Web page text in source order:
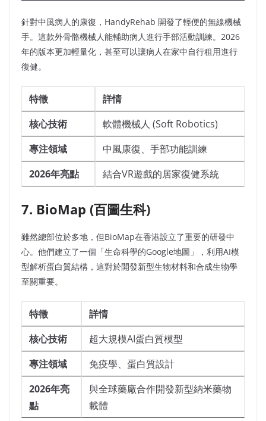
針對中風病人的康復，HandyRehab 開發了輕便的無線機械
手。這款外骨骼機械人能輔助病人進行手部活動訓練。2026
年的版本更加輕量化，甚至可以讓病人在家中自行租用進行
復健。
特徵
詳情
核心技術
軟體機械人 (Soft Robotics)
專注領域
中風康復、手部功能訓練
2026年亮點
結合VR遊戲的居家復健系統
7. BioMap (百圖生科)
雖然總部位於多地，但BioMap在香港設立了重要的研發中
心。他們建立了一個「生命科學的Google地圖」，利用AI模
型解析蛋白質結構，這對於開發新型生物材料和合成生物學
至關重要。
特徵
詳情
核心技術
超大規模AI蛋白質模型
專注領域
免疫學、蛋白質設計
2026年亮
點
與全球藥廠合作開發新型納米藥物
載體